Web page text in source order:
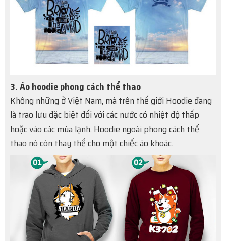
3. Áo hoodie phong cách thể thao
Không những ở Việt Nam, mà trên thế giới Hoodie đang
là trao lưu đặc biệt đối với các nước có nhiệt độ thấp
hoặc vào các mùa lạnh. Hoodie ngoài phong cách thể
thao nó còn thay thế cho một chiếc áo khoác.